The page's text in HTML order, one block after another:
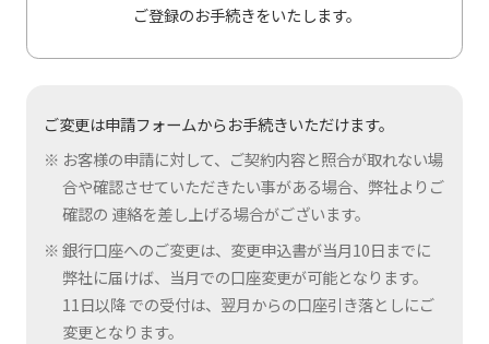
ご登録のお手続きをいたします。
ご変更は申請フォームからお手続きいただけます。
お客様の申請に対して、ご契約内容と照合が取れない場
合や確認させていただきたい事がある場合、弊社よりご
確認の 連絡を差し上げる場合がございます。
銀行口座へのご変更は、変更申込書が当月10日までに
弊社に届けば、当月での口座変更が可能となります。
11日以降 での受付は、翌月からの口座引き落としにご
変更となります。